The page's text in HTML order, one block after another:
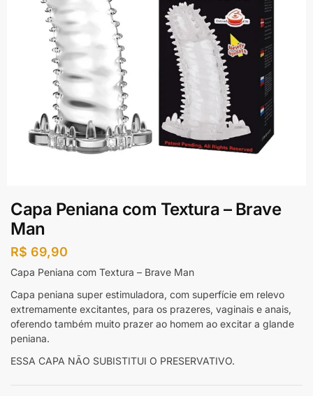
Capa Peniana com Textura – Brave
Man
R$ 69,90
Capa Peniana com Textura – Brave Man
Capa peniana super estimuladora, com superfície em relevo
extremamente excitantes, para os prazeres, vaginais e anais,
oferendo também muito prazer ao homem ao excitar a glande
peniana.
ESSA CAPA NÃO SUBISTITUI O PRESERVATIVO.